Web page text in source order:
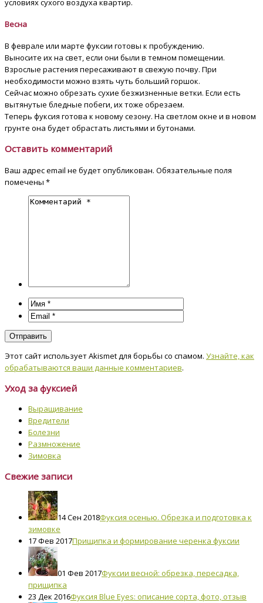
условиях сухого воздуха квартир.
Весна
В феврале или марте фуксии готовы к пробуждению.
Выносите их на свет, если они были в темном помещении.
Взрослые растения пересаживают в свежую почву. При
необходимости можно взять чуть больший горшок.
Сейчас можно обрезать сухие безжизненные ветки. Если есть
вытянутые бледные побеги, их тоже обрезаем.
Теперь фуксия готова к новому сезону. На светлом окне и в новом
грунте она будет обрастать листьями и бутонами.
Оставить комментарий
Ваш адрес email не будет опубликован. Обязательные поля
помечены *
Этот сайт использует Akismet для борьбы со спамом. Узнайте, как
обрабатываются ваши данные комментариев.
Уход за фуксией
Выращивание
Вредители
Болезни
Размножение
Зимовка
Свежие записи
14 Сен 2018Фуксия осенью. Обрезка и подготовка к
зимовке
17 Фев 2017Прищипка и формирование черенка фуксии
01 Фев 2017Фуксии весной: обрезка, пересадка,
прищипка
23 Дек 2016Фуксия Blue Eyes: описание сорта, фото, отзыв